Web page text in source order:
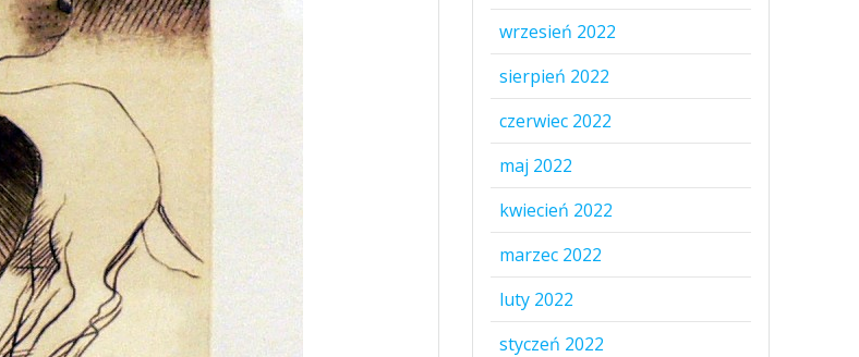
wrzesień 2022
sierpień 2022
czerwiec 2022
maj 2022
kwiecień 2022
marzec 2022
luty 2022
styczeń 2022